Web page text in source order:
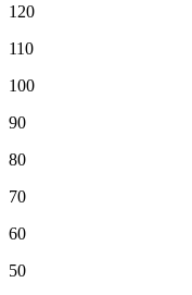
120
110
100
90
80
70
60
50